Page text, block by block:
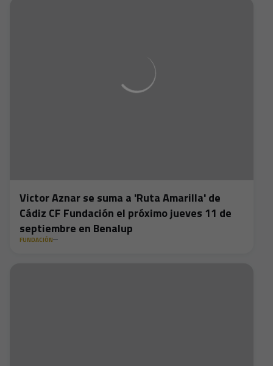
Victor Aznar se suma a 'Ruta Amarilla' de
Cádiz CF Fundación el próximo jueves 11 de
septiembre en Benalup
FUNDACIÓN